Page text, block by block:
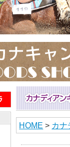
HOME > カ